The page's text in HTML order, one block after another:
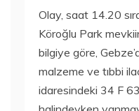
Olay, saat 14.20
Köroğlu Park
bilgiye göre,
malzeme ve tıbbi
idaresindeki 34 F